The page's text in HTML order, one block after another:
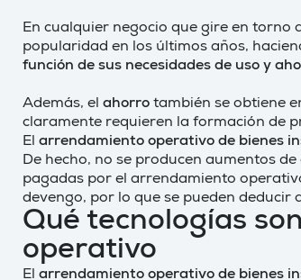
En cualquier negocio que gire en torno
popularidad en los últimos años,
función de sus necesidades de uso y
Además, el ahorro también se obtiene
claramente requieren la formación de
El arrendamiento operativo de bienes
De hecho, no se producen aumentos
pagadas por el arrendamiento
devengo, por lo que se pueden deducir
Qué tecnologías
operativo
El arrendamiento operativo de bienes